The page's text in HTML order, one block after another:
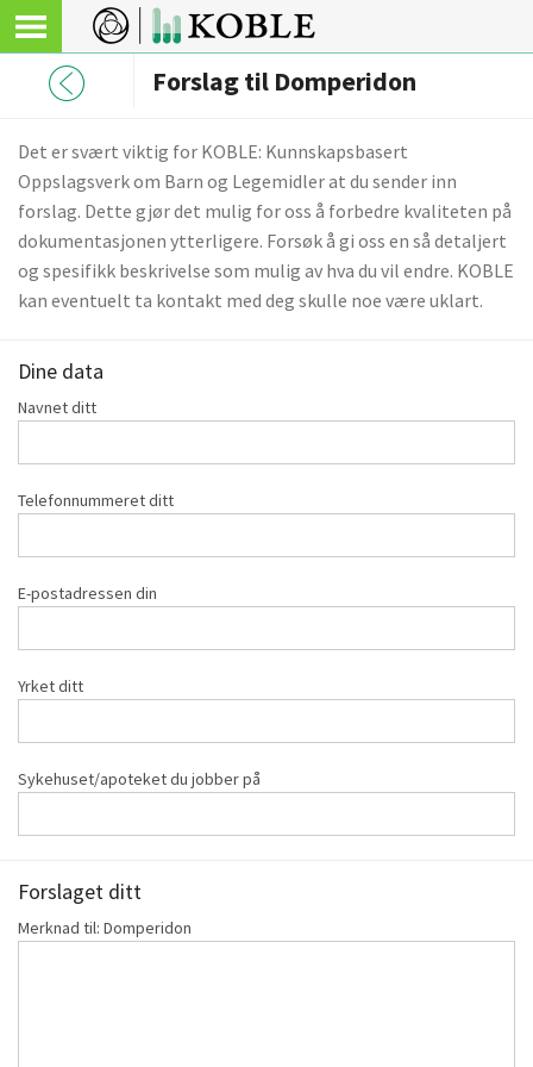
Forslag til Domperidon
Det er svært viktig for KOBLE: Kunnskapsbasert
Oppslagsverk om Barn og Legemidler at du sender inn
forslag. Dette gjør det mulig for oss å forbedre kvaliteten på
dokumentasjonen ytterligere. Forsøk å gi oss en så detaljert
og spesifikk beskrivelse som mulig av hva du vil endre. KOBLE
kan eventuelt ta kontakt med deg skulle noe være uklart.
Dine data
Navnet ditt
Telefonnummeret ditt
E-postadressen din
Yrket ditt
Sykehuset/apoteket du jobber på
Forslaget ditt
Merknad til: Domperidon